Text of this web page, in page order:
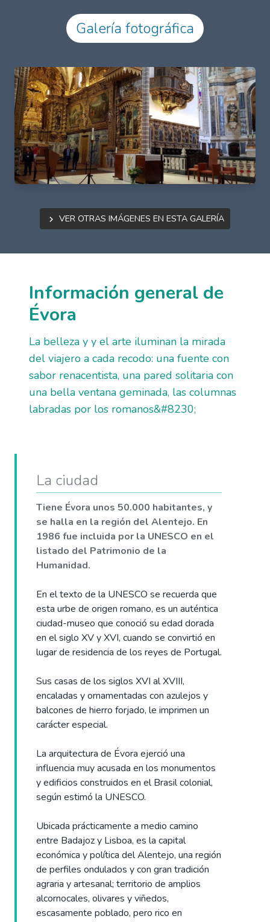
Galería fotográfica
Ver otras imágenes en esta galería
Información general de
Évora
La belleza y y el arte iluminan la mirada
del viajero a cada recodo: una fuente con
sabor renacentista, una pared solitaria con
una bella ventana geminada, las columnas
labradas por los romanos&#8230;
La ciudad
Tiene Évora unos 50.000 habitantes, y
se halla en la región del Alentejo. En
1986 fue incluida por la UNESCO en el
listado del Patrimonio de la
Humanidad.
En el texto de la UNESCO se recuerda que
esta urbe de origen romano, es un auténtica
ciudad-museo que conoció su edad dorada
en el siglo XV y XVI, cuando se convirtió en
lugar de residencia de los reyes de Portugal.
Sus casas de los siglos XVI al XVIII,
encaladas y ornamentadas con azulejos y
balcones de hierro forjado, le imprimen un
carácter especial.
La arquitectura de Évora ejerció una
influencia muy acusada en los monumentos
y edificios construidos en el Brasil colonial,
según estimó la UNESCO.
Ubicada prácticamente a medio camino
entre Badajoz y Lisboa, es la capital
económica y política del Alentejo, una región
de perfiles ondulados y con gran tradición
agraria y artesanal; territorio de amplios
alcornocales, olivares y viñedos,
escasamente poblado, pero rico en